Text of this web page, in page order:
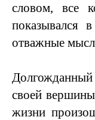
словом, все
показывался
отважные
Долгожданный
своей
жизни